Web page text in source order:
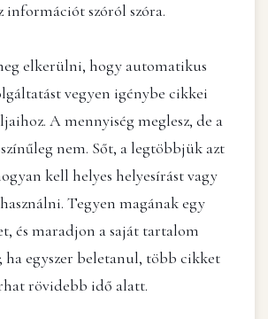
információt szóról szóra.
elkerülni, hogy automatikus
vegyen igénybe cikkei
A mennyiség meglesz, de a
nem. Sőt, a legtöbbjük azt
kell helyes helyesírást vagy
Tegyen magának egy
és maradjon a saját tartalom
ha egyszer beletanul, több cikket
rövidebb idő alatt.